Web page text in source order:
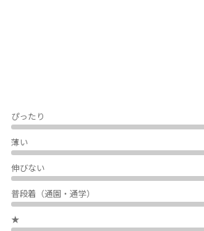
ぴったり
薄い
伸びない
普段着（通園・通学）
★
着用イメージ/カラー：星空(ネイビー)
モデル：身長110.0cm 体重19kg
サイズ：サイズ110
ブランド
シーズン
／アウトレット
カテゴリ
／ボトムス
カラー
／グレー
性別タイプ